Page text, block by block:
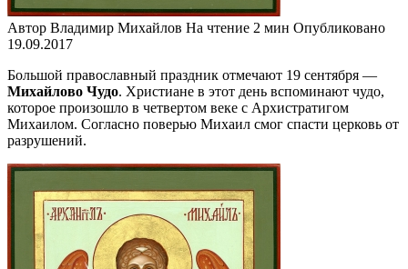
Автор Владимир Михайлов На чтение 2 мин Опубликовано
19.09.2017
Большой православный праздник отмечают 19 сентября —
Михайлово Чудо. Христиане в этот день вспоминают чудо,
которое произошло в четвертом веке с Архистратигом
Михаилом. Согласно поверью Михаил смог спасти церковь от
разрушений.